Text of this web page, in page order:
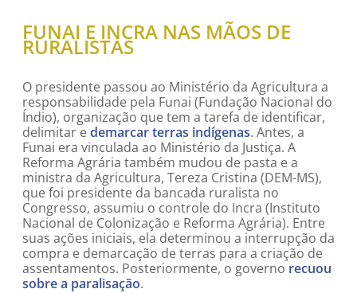
FUNAI E INCRA NAS MÃOS DE
RURALISTAS
O presidente passou ao Ministério da Agricultura a
responsabilidade pela Funai (Fundação Nacional do
Índio), organização que tem a tarefa de identificar,
delimitar edemarcar terras indígenas. Antes, a
Funai era vinculada ao Ministério da Justiça. A
Reforma Agrária também mudou de pasta e a
ministra da Agricultura, Tereza Cristina (DEM-MS),
que foi presidente da bancada ruralista no
Congresso, assumiu o controle do Incra (Instituto
Nacional de Colonização e Reforma Agrária). Entre
suas ações iniciais, ela determinou a interrupção da
compra e demarcação de terras para a criação de
assentamentos. Posteriormente, o governo recuou
sobre a paralisação.